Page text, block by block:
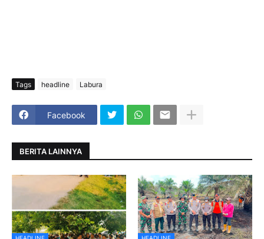
Tags headline Labura
Facebook
BERITA LAINNYA